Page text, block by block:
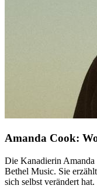
Amanda Cook:
Die Kanadierin Amanda
Bethel Music. Sie
sich selbst verändert hat.